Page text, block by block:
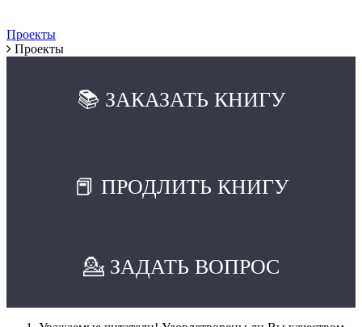
Проекты
Проекты
📚 ЗАКАЗАТЬ КНИГУ
📕 ПРОДЛИТЬ КНИГУ
💁 ЗАДАТЬ ВОПРОС